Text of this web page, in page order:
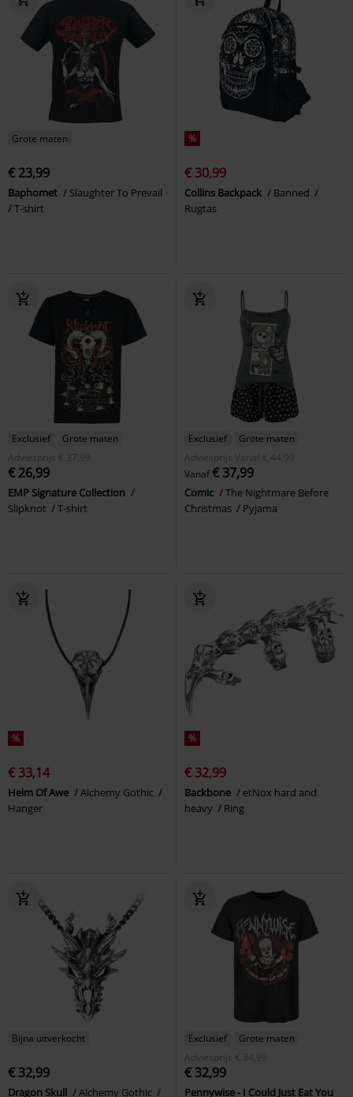
Grote maten
€ 23,99
Baphomet
Slaughter To Prevail
T-shirt
%
€ 30,99
Collins Backpack
Banned
Rugtas
Exclusief
Grote maten
Adviesprijs
€ 37,99
€ 26,99
EMP Signature Collection
Slipknot
T-shirt
Exclusief
Grote maten
Adviesprijs
Vanaf € 44,99
Vanaf€ 37,99
Comic
The Nightmare Before
Christmas
Pyjama
%
€ 33,14
Helm Of Awe
Alchemy Gothic
Hanger
%
€ 32,99
Backbone
etNox hard and
heavy
Ring
Bijna uitverkocht
€ 32,99
Dragon Skull
Alchemy Gothic
Exclusief
Grote maten
Adviesprijs
€ 34,99
€ 32,99
Pennywise - I Could Just Eat You